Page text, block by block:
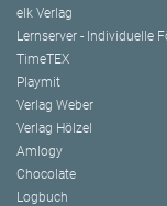
elk Verlag
Lernserver - Individuelle
TimeTEX
Playmit
Verlag Weber
Verlag Hölzel
Amlogy
Chocolate
Logbuch